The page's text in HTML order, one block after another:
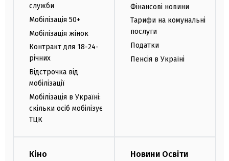
служби
Мобілізація 50+
Мобілізація жінок
Контракт для 18-24-
річних
Відстрочка від
мобілізації
Мобілізація в Україні:
скільки осіб мобілізує
ТЦК
Фінансові новини
Тарифи на комунальні
послуги
Податки
Пенсія в Україні
Кіно Новини Освіти